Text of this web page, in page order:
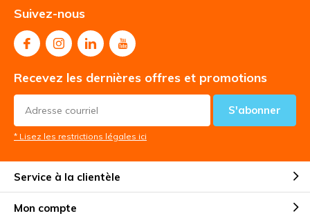
Suivez-nous
Recevez les dernières offres et promotions
S'abonner
* Lisez les restrictions légales ici
Service à la clientèle
Mon compte